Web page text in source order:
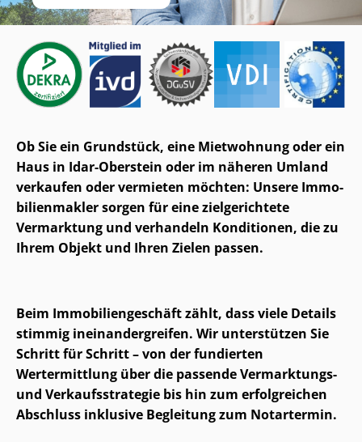
Ob Sie ein Grundstück, eine Mietwohnung oder ein
Haus in Idar-Oberstein oder im näheren Umland
verkaufen oder vermieten möchten: Unsere Im­mo­
bi­li­en­mak­ler sorgen für eine zielgerichtete
Vermarktung und verhandeln Konditionen, die zu
Ihrem Objekt und Ihren Zielen passen.
Beim Im­mo­bi­li­en­ge­schäft zählt, dass viele Details
stimmig in­ein­an­der­grei­fen. Wir unterstützen Sie
Schritt für Schritt – von der fundierten
Wertermittlung über die passende Vermarktungs-
und Ver­kaufs­stra­te­gie bis hin zum erfolgreichen
Abschluss inklusive Begleitung zum Notartermin.